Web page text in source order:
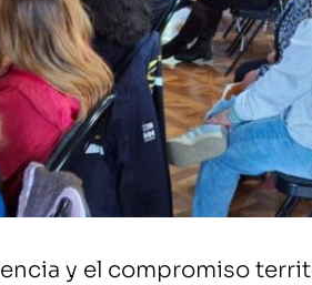
y el compromiso